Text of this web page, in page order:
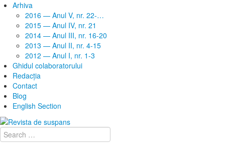
Arhiva
2016 — Anul V, nr. 22-…
2015 — Anul IV, nr. 21
2014 — Anul III, nr. 16-20
2013 — Anul II, nr. 4-15
2012 — Anul I, nr. 1-3
Ghidul colaboratorului
Redacţia
Contact
Blog
English Section
Search
for: